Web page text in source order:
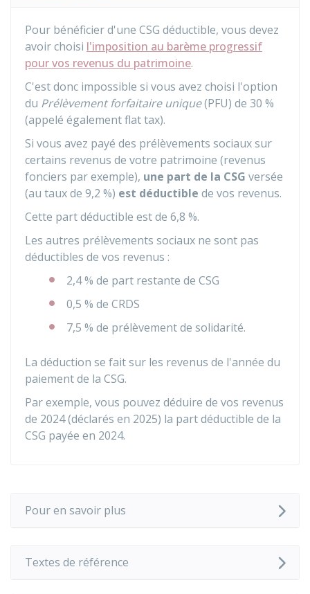
Pour bénéficier d'une CSG déductible, vous devez
avoir choisi l'imposition au barème progressif
pour vos revenus du patrimoine.
C'est donc impossible si vous avez choisi l'option
du Prélèvement forfaitaire unique(PFU) de 30 %
(appelé également flat tax).
Si vous avez payé des prélèvements sociaux sur
certains revenus de votre patrimoine (revenus
fonciers par exemple), une part de la CSG versée
(au taux de 9,2 %) est déductible de vos revenus.
Cette part déductible est de 6,8 %.
Les autres prélèvements sociaux ne sont pas
déductibles de vos revenus :
2,4 % de part restante de CSG
0,5 % de CRDS
7,5 % de prélèvement de solidarité.
La déduction se fait sur les revenus de l'année du
paiement de la CSG.
Par exemple, vous pouvez déduire de vos revenus
de 2024 (déclarés en 2025) la part déductible de la
CSG payée en 2024.
Pour en savoir plus
Textes de référence